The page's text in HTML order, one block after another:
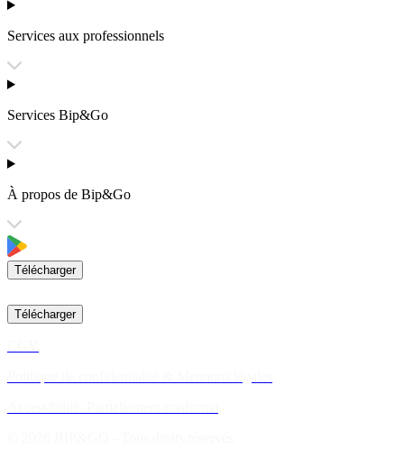
Services aux professionnels
Services Bip&Go
À propos de Bip&Go
Télécharger
Télécharger